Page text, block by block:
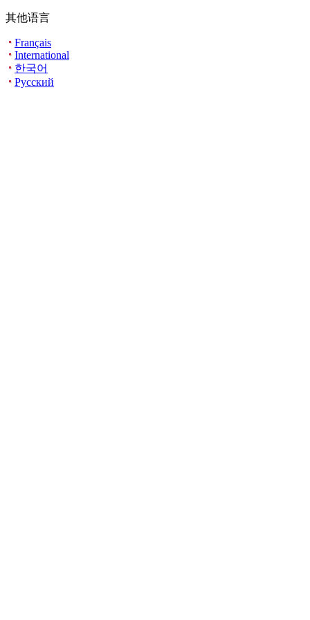
其他语言
Français
International
한국어
Русский